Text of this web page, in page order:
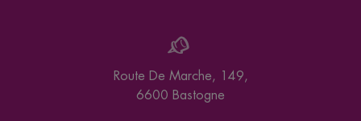
Route De Marche, 149,
6600 Bastogne